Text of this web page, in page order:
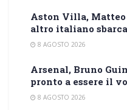
Aston Villa, Matteo
altro italiano
8 AGOSTO 2026
Arsenal, Bruno
pronto a essere il
8 AGOSTO 2026